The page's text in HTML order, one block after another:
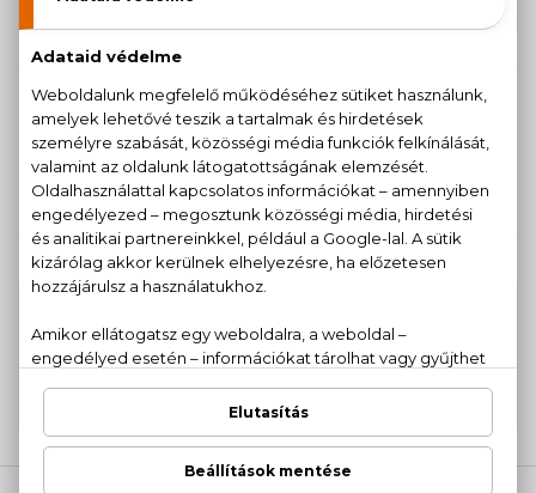
Törzsvásárlóknak csak:
100 ml
31.580 Ft
37.130 Ft
KAPCSOLÓDÓ TERMÉKEK
garanciával
Kérdésed van, elakadtál? Hívd ügyfélszolgálatunkat:+36
20 779 1924